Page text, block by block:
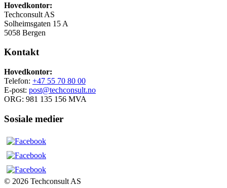
Hovedkontor:
Techconsult AS
Solheimsgaten 15 A
5058 Bergen
Kontakt
Hovedkontor:
Telefon: +47 55 70 80 00
E-post: post@techconsult.no
ORG: 981 135 156 MVA
Sosiale medier
© 2026 Techconsult AS